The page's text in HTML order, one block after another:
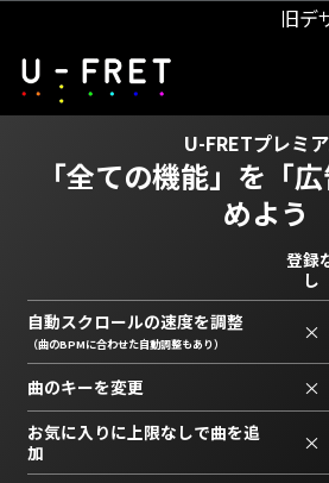
旧デ
U-FRETプレミ
「全ての機能」を 「
めよう
登録
し
自動スクロールの速度を調整
（曲のBPMに合わせた自動調整もあり） ×
曲のキーを変更 ×
お気に入りに上限なしで曲を追
加
×